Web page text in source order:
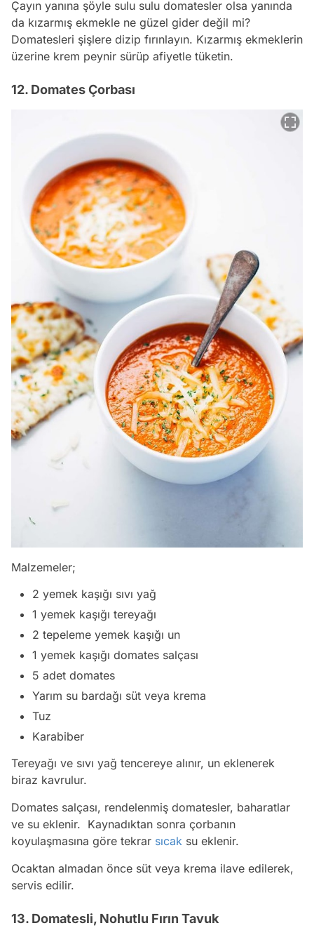
Çayın yanına şöyle sulu sulu domatesler olsa yanında
da kızarmış ekmekle ne güzel gider değil mi?
Domatesleri şişlere dizip fırınlayın. Kızarmış ekmeklerin
üzerine krem peynir sürüp afiyetle tüketin.
12. Domates Çorbası
Malzemeler;
2 yemek kaşığı sıvı yağ
1 yemek kaşığı tereyağı
2 tepeleme yemek kaşığı un
1 yemek kaşığı domates salçası
5 adet domates
Yarım su bardağı süt veya krema
Tuz
Karabiber
Tereyağı ve sıvı yağ tencereye alınır, un eklenerek
biraz kavrulur.
Domates salçası, rendelenmiş domatesler, baharatlar
ve su eklenir. Kaynadıktan sonra çorbanın
koyulaşmasına göre tekrar sıcak su eklenir.
Ocaktan almadan önce süt veya krema ilave edilerek,
servis edilir.
13. Domatesli, Nohutlu Fırın Tavuk